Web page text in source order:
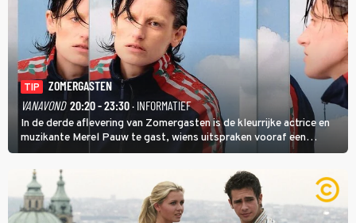
TIP
ZOMERGASTEN
VANAVOND 20:20 - 23:30· INFORMATIEF
In de derde aflevering van Zomergasten is de kleurrijke actrice en
muzikante Merel Pauw te gast, wiens uitspraken vooraf een
boeiende avond beloven: 'Mijn ideale televisieavond is zoals mijn
identiteit: grenzeloos, absurd en vol angsten'.